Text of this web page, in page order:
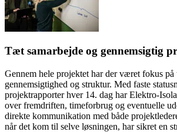
Tæt samarbejde og gennemsigtig
Gennem hele projektet har der været fokus på
gennemsigtighed og struktur. Med faste
projektrapporter hver 14. dag har Elektro-
over fremdriften, timeforbrug og eventuelle
direkte kommunikation med både
når det kom til selve løsningen, har sikret en